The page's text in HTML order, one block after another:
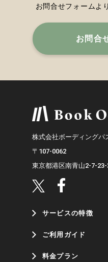
お問合せフォームよ
お問合
株式会社ボーディングパ
〒107-0062
東京都港区南青山2-7-23-
サービスの特徴
ご利用ガイド
料金プラン